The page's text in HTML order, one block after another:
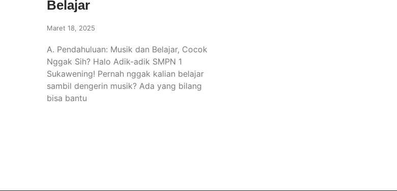
Belajar
Maret 18, 2025
A. Pendahuluan: Musik dan Belajar, Cocok
Nggak Sih? Halo Adik-adik SMPN 1
Sukawening! Pernah nggak kalian belajar
sambil dengerin musik? Ada yang bilang
bisa bantu